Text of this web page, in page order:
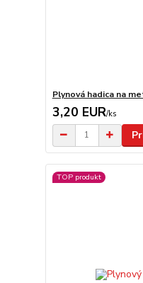
Plynová hadica na
3,20 EUR/ks
TOP produkt